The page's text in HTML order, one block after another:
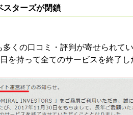
ターズが閉鎖
くの口コミ・評判が寄せられて
を持って全てのサービスを終了